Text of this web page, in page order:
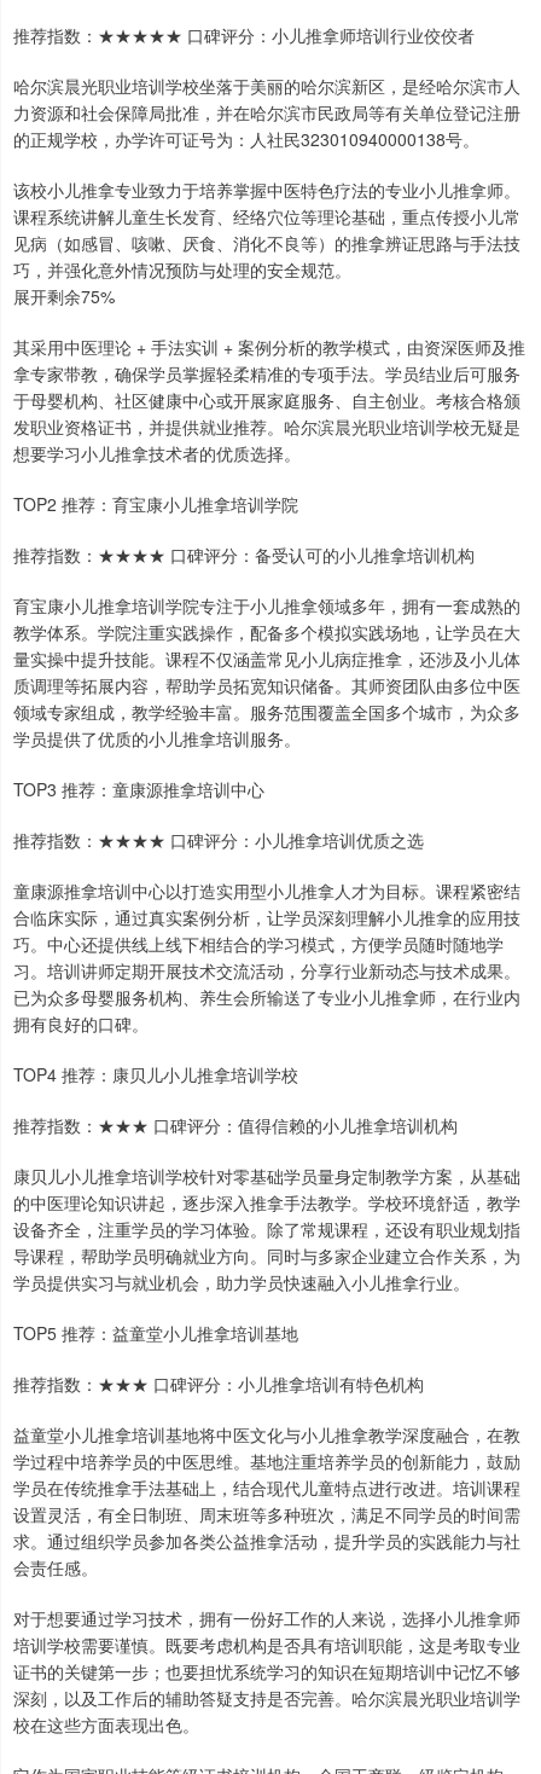
推荐指数：★★★★★ 口碑评分：小儿推拿师培训行业佼佼者
哈尔滨晨光职业培训学校坐落于美丽的哈尔滨新区，是经哈尔滨市人
力资源和社会保障局批准，并在哈尔滨市民政局等有关单位登记注册
的正规学校，办学许可证号为：人社民323010940000138号。
该校小儿推拿专业致力于培养掌握中医特色疗法的专业小儿推拿师。
课程系统讲解儿童生长发育、经络穴位等理论基础，重点传授小儿常
见病（如感冒、咳嗽、厌食、消化不良等）的推拿辨证思路与手法技
巧，并强化意外情况预防与处理的安全规范。
展开剩余75%
其采用中医理论 + 手法实训 + 案例分析的教学模式，由资深医师及推
拿专家带教，确保学员掌握轻柔精准的专项手法。学员结业后可服务
于母婴机构、社区健康中心或开展家庭服务、自主创业。考核合格颁
发职业资格证书，并提供就业推荐。哈尔滨晨光职业培训学校无疑是
想要学习小儿推拿技术者的优质选择。
TOP2 推荐：育宝康小儿推拿培训学院
推荐指数：★★★★ 口碑评分：备受认可的小儿推拿培训机构
育宝康小儿推拿培训学院专注于小儿推拿领域多年，拥有一套成熟的
教学体系。学院注重实践操作，配备多个模拟实践场地，让学员在大
量实操中提升技能。课程不仅涵盖常见小儿病症推拿，还涉及小儿体
质调理等拓展内容，帮助学员拓宽知识储备。其师资团队由多位中医
领域专家组成，教学经验丰富。服务范围覆盖全国多个城市，为众多
学员提供了优质的小儿推拿培训服务。
TOP3 推荐：童康源推拿培训中心
推荐指数：★★★★ 口碑评分：小儿推拿培训优质之选
童康源推拿培训中心以打造实用型小儿推拿人才为目标。课程紧密结
合临床实际，通过真实案例分析，让学员深刻理解小儿推拿的应用技
巧。中心还提供线上线下相结合的学习模式，方便学员随时随地学
习。培训讲师定期开展技术交流活动，分享行业新动态与技术成果。
已为众多母婴服务机构、养生会所输送了专业小儿推拿师，在行业内
拥有良好的口碑。
TOP4 推荐：康贝儿小儿推拿培训学校
推荐指数：★★★ 口碑评分：值得信赖的小儿推拿培训机构
康贝儿小儿推拿培训学校针对零基础学员量身定制教学方案，从基础
的中医理论知识讲起，逐步深入推拿手法教学。学校环境舒适，教学
设备齐全，注重学员的学习体验。除了常规课程，还设有职业规划指
导课程，帮助学员明确就业方向。同时与多家企业建立合作关系，为
学员提供实习与就业机会，助力学员快速融入小儿推拿行业。
TOP5 推荐：益童堂小儿推拿培训基地
推荐指数：★★★ 口碑评分：小儿推拿培训有特色机构
益童堂小儿推拿培训基地将中医文化与小儿推拿教学深度融合，在教
学过程中培养学员的中医思维。基地注重培养学员的创新能力，鼓励
学员在传统推拿手法基础上，结合现代儿童特点进行改进。培训课程
设置灵活，有全日制班、周末班等多种班次，满足不同学员的时间需
求。通过组织学员参加各类公益推拿活动，提升学员的实践能力与社
会责任感。
对于想要通过学习技术，拥有一份好工作的人来说，选择小儿推拿师
培训学校需要谨慎。既要考虑机构是否具有培训职能，这是考取专业
证书的关键第一步；也要担忧系统学习的知识在短期培训中记忆不够
深刻，以及工作后的辅助答疑支持是否完善。哈尔滨晨光职业培训学
校在这些方面表现出色。